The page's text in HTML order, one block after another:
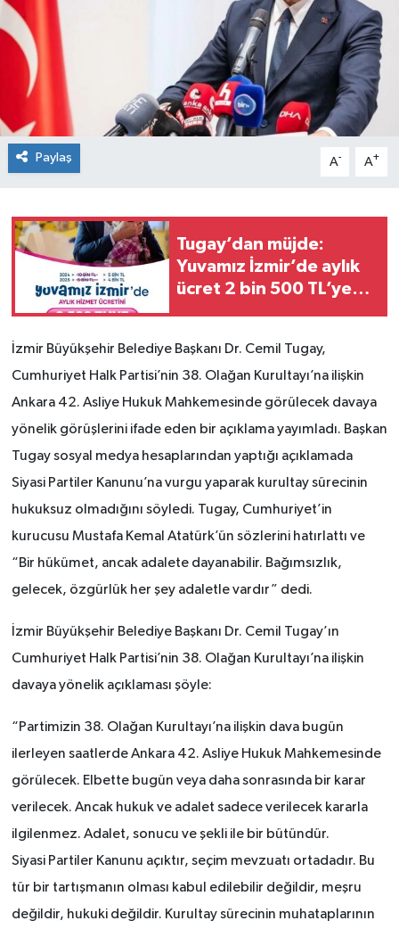
Paylaş A- A+
Tugay’dan müjde:
Yuvamız İzmir’de aylık
ücret 2 bin 500 TL’ye
İzmir Büyükşehir Belediye Başkanı Dr. Cemil Tugay,
Cumhuriyet Halk Partisi’nin 38. Olağan Kurultayı’na ilişkin
Ankara 42. Asliye Hukuk Mahkemesinde görülecek davaya
yönelik görüşlerini ifade eden bir açıklama yayımladı. Başkan
Tugay sosyal medya hesaplarından yaptığı açıklamada
Siyasi Partiler Kanunu’na vurgu yaparak kurultay sürecinin
hukuksuz olmadığını söyledi. Tugay, Cumhuriyet’in
kurucusu Mustafa Kemal Atatürk’ün sözlerini hatırlattı ve
“Bir hükümet, ancak adalete dayanabilir. Bağımsızlık,
gelecek, özgürlük her şey adaletle vardır” dedi.
İzmir Büyükşehir Belediye Başkanı Dr. Cemil Tugay’ın
Cumhuriyet Halk Partisi’nin 38. Olağan Kurultayı’na ilişkin
davaya yönelik açıklaması şöyle:
“Partimizin 38. Olağan Kurultayı’na ilişkin dava bugün
ilerleyen saatlerde Ankara 42. Asliye Hukuk Mahkemesinde
görülecek. Elbette bugün veya daha sonrasında bir karar
verilecek. Ancak hukuk ve adalet sadece verilecek kararla
ilgilenmez. Adalet, sonucu ve şekli ile bir bütündür.
Siyasi Partiler Kanunu açıktır, seçim mevzuatı ortadadır. Bu
tür bir tartışmanın olması kabul edilebilir değildir, meşru
değildir, hukuki değildir. Kurultay sürecinin muhataplarının